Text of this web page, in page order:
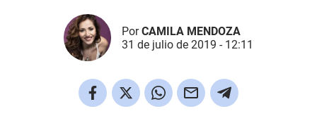
PorCAMILA MENDOZA
31 de julio de 2019 - 12:11